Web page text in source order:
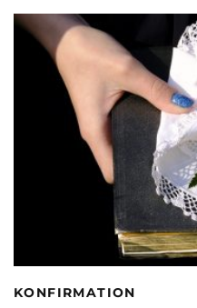
KONFIRMATION